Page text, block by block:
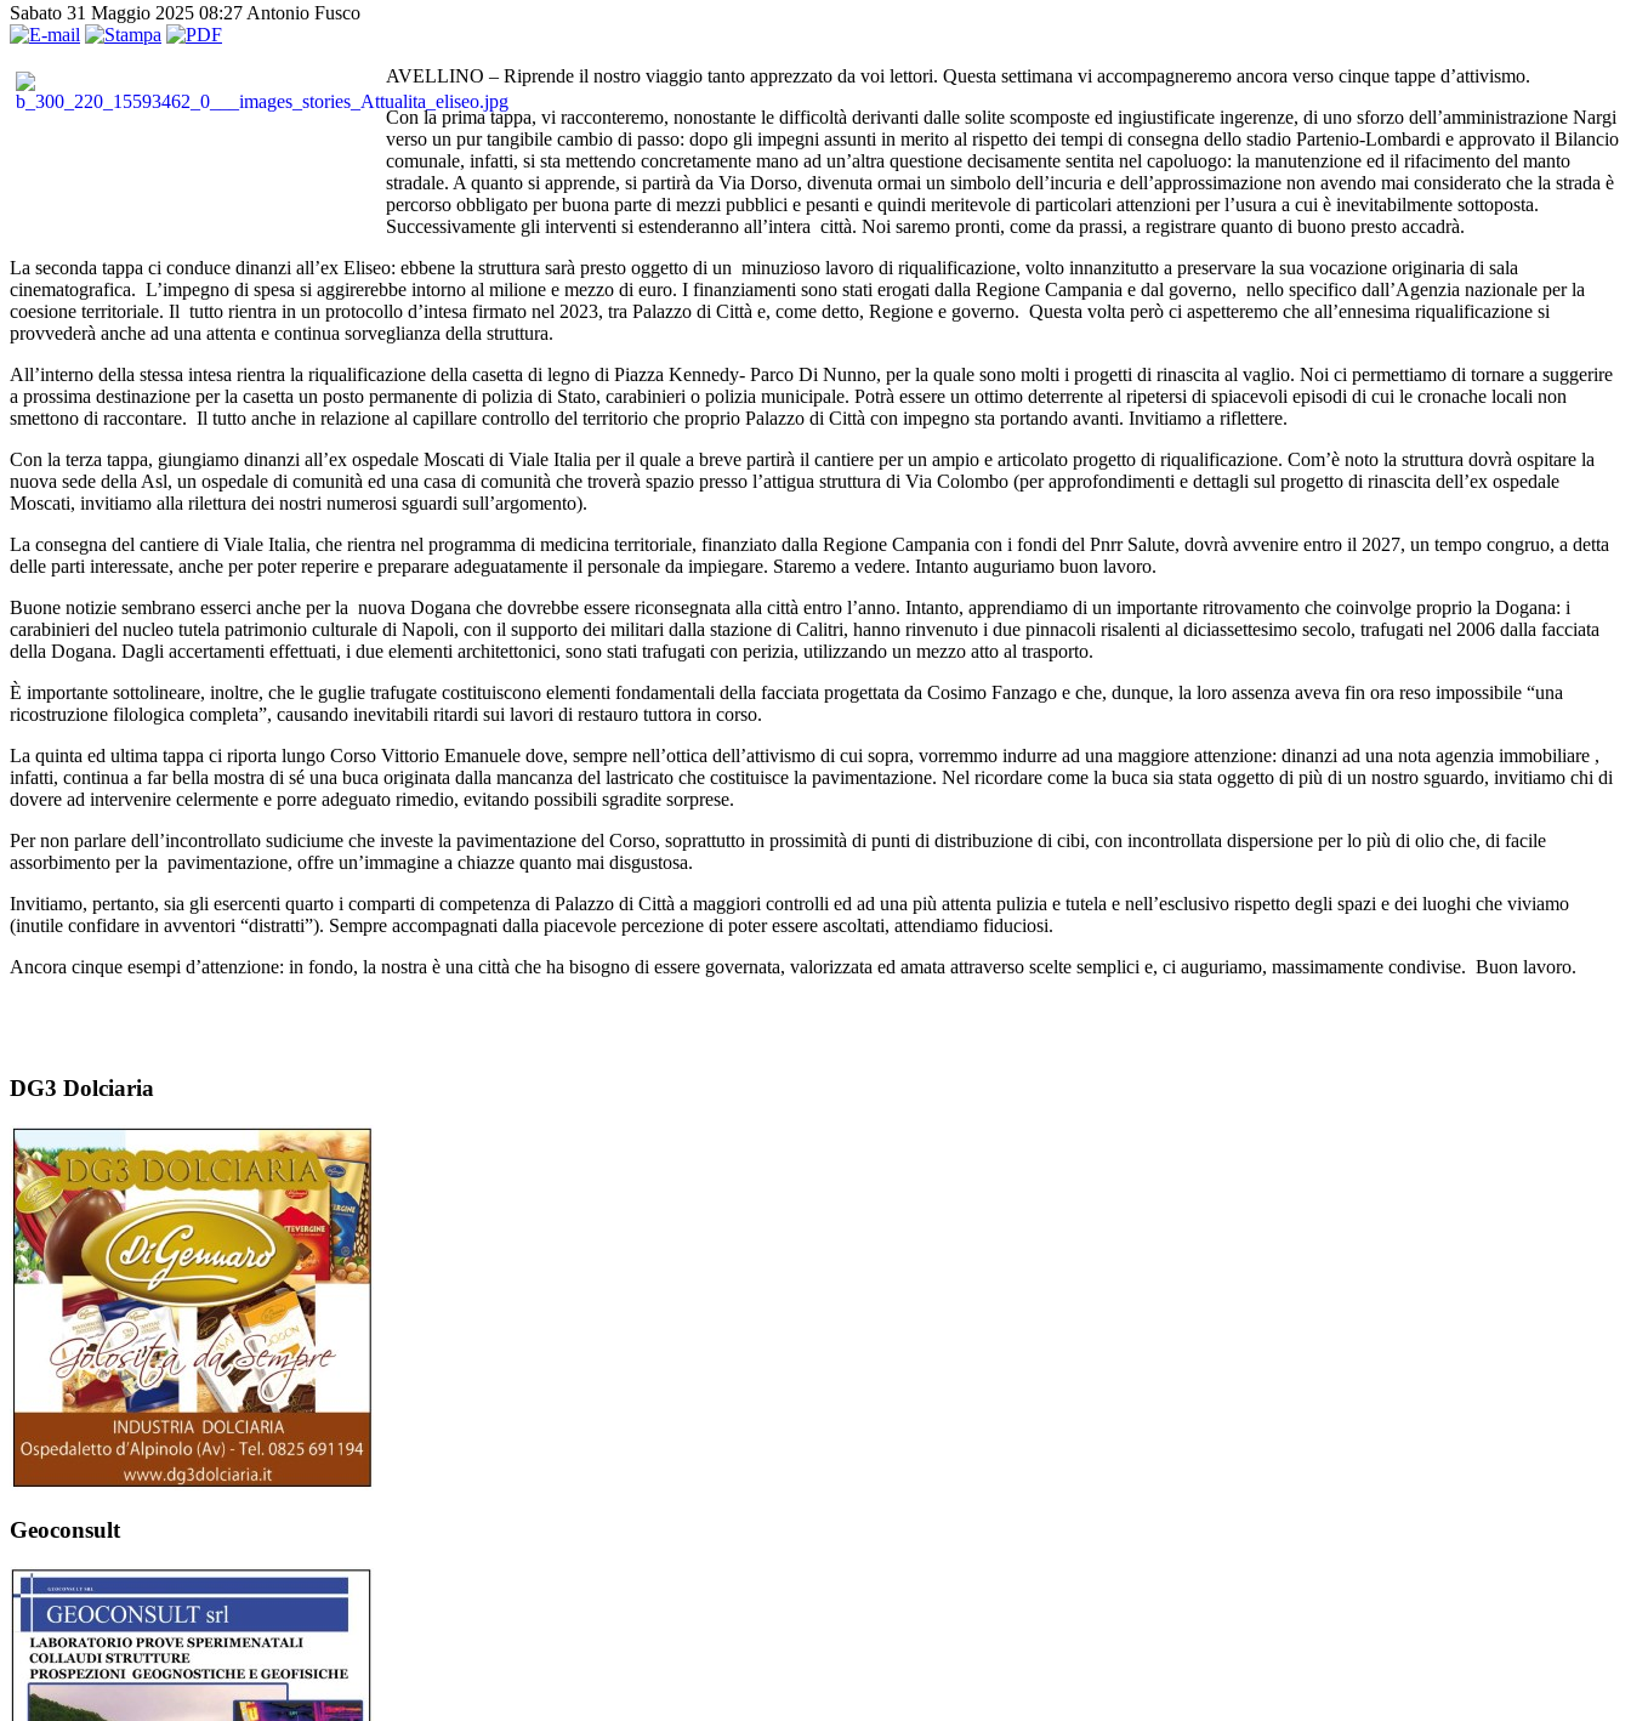
Sabato 31 Maggio 2025 08:27 Antonio Fusco
AVELLINO – Riprende il nostro viaggio tanto apprezzato da voi lettori. Questa settimana vi accompagneremo ancora verso cinque tappe d’attivismo.
Con la prima tappa, vi racconteremo, nonostante le difficoltà derivanti dalle solite scomposte ed ingiustificate ingerenze, di uno sforzo dell’amministrazione Nargi
verso un pur tangibile cambio di passo: dopo gli impegni assunti in merito al rispetto dei tempi di consegna dello stadio Partenio-Lombardi e approvato il Bilancio
comunale, infatti, si sta mettendo concretamente mano ad un’altra questione decisamente sentita nel capoluogo: la manutenzione ed il rifacimento del manto
stradale. A quanto si apprende, si partirà da Via Dorso, divenuta ormai un simbolo dell’incuria e dell’approssimazione non avendo mai considerato che la strada è
percorso obbligato per buona parte di mezzi pubblici e pesanti e quindi meritevole di particolari attenzioni per l’usura a cui è inevitabilmente sottoposta.
Successivamente gli interventi si estenderanno all’intera città. Noi saremo pronti, come da prassi, a registrare quanto di buono presto accadrà.
La seconda tappa ci conduce dinanzi all’ex Eliseo: ebbene la struttura sarà presto oggetto di un minuzioso lavoro di riqualificazione, volto innanzitutto a preservare la sua vocazione originaria di sala
cinematografica. L’impegno di spesa si aggirerebbe intorno al milione e mezzo di euro. I finanziamenti sono stati erogati dalla Regione Campania e dal governo, nello specifico dall’Agenzia nazionale per la
coesione territoriale. Il tutto rientra in un protocollo d’intesa firmato nel 2023, tra Palazzo di Città e, come detto, Regione e governo. Questa volta però ci aspetteremo che all’ennesima riqualificazione si
provvederà anche ad una attenta e continua sorveglianza della struttura.
All’interno della stessa intesa rientra la riqualificazione della casetta di legno di Piazza Kennedy- Parco Di Nunno, per la quale sono molti i progetti di rinascita al vaglio. Noi ci permettiamo di tornare a suggerire
a prossima destinazione per la casetta un posto permanente di polizia di Stato, carabinieri o polizia municipale. Potrà essere un ottimo deterrente al ripetersi di spiacevoli episodi di cui le cronache locali non
smettono di raccontare. Il tutto anche in relazione al capillare controllo del territorio che proprio Palazzo di Città con impegno sta portando avanti. Invitiamo a riflettere.
Con la terza tappa, giungiamo dinanzi all’ex ospedale Moscati di Viale Italia per il quale a breve partirà il cantiere per un ampio e articolato progetto di riqualificazione. Com’è noto la struttura dovrà ospitare la
nuova sede della Asl, un ospedale di comunità ed una casa di comunità che troverà spazio presso l’attigua struttura di Via Colombo (per approfondimenti e dettagli sul progetto di rinascita dell’ex ospedale
Moscati, invitiamo alla rilettura dei nostri numerosi sguardi sull’argomento).
La consegna del cantiere di Viale Italia, che rientra nel programma di medicina territoriale, finanziato dalla Regione Campania con i fondi del Pnrr Salute, dovrà avvenire entro il 2027, un tempo congruo, a detta
delle parti interessate, anche per poter reperire e preparare adeguatamente il personale da impiegare. Staremo a vedere. Intanto auguriamo buon lavoro.
Buone notizie sembrano esserci anche per la nuova Dogana che dovrebbe essere riconsegnata alla città entro l’anno. Intanto, apprendiamo di un importante ritrovamento che coinvolge proprio la Dogana: i
carabinieri del nucleo tutela patrimonio culturale di Napoli, con il supporto dei militari dalla stazione di Calitri, hanno rinvenuto i due pinnacoli risalenti al diciassettesimo secolo, trafugati nel 2006 dalla facciata
della Dogana. Dagli accertamenti effettuati, i due elementi architettonici, sono stati trafugati con perizia, utilizzando un mezzo atto al trasporto.
È importante sottolineare, inoltre, che le guglie trafugate costituiscono elementi fondamentali della facciata progettata da Cosimo Fanzago e che, dunque, la loro assenza aveva fin ora reso impossibile “una
ricostruzione filologica completa”, causando inevitabili ritardi sui lavori di restauro tuttora in corso.
La quinta ed ultima tappa ci riporta lungo Corso Vittorio Emanuele dove, sempre nell’ottica dell’attivismo di cui sopra, vorremmo indurre ad una maggiore attenzione: dinanzi ad una nota agenzia immobiliare ,
infatti, continua a far bella mostra di sé una buca originata dalla mancanza del lastricato che costituisce la pavimentazione. Nel ricordare come la buca sia stata oggetto di più di un nostro sguardo, invitiamo chi di
dovere ad intervenire celermente e porre adeguato rimedio, evitando possibili sgradite sorprese.
Per non parlare dell’incontrollato sudiciume che investe la pavimentazione del Corso, soprattutto in prossimità di punti di distribuzione di cibi, con incontrollata dispersione per lo più di olio che, di facile
assorbimento per la pavimentazione, offre un’immagine a chiazze quanto mai disgustosa.
Invitiamo, pertanto, sia gli esercenti quarto i comparti di competenza di Palazzo di Città a maggiori controlli ed ad una più attenta pulizia e tutela e nell’esclusivo rispetto degli spazi e dei luoghi che viviamo
(inutile confidare in avventori “distratti”). Sempre accompagnati dalla piacevole percezione di poter essere ascoltati, attendiamo fiduciosi.
Ancora cinque esempi d’attenzione: in fondo, la nostra è una città che ha bisogno di essere governata, valorizzata ed amata attraverso scelte semplici e, ci auguriamo, massimamente condivise. Buon lavoro.
DG3 Dolciaria
Geoconsult